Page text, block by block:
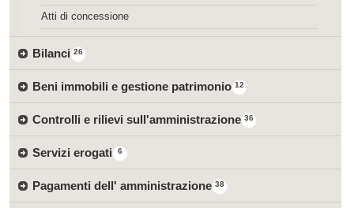
Atti di concessione
26
Bilanci
12
Beni immobili e gestione patrimonio
36
Controlli e rilievi sull'amministrazione
6
Servizi erogati
38
Pagamenti dell' amministrazione